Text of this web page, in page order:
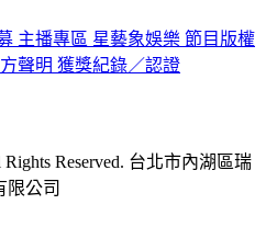
主播專區 星藝象娛樂 節目版權
聲明 獲獎紀錄／認證
Reserved. 台北市內湖區瑞
限公司